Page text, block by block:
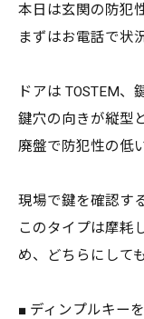
本日は玄関の防犯
まずはお電話で状
ドアは TOSTEM、
鍵穴の向きが縦型
廃盤で防犯性の低
現場で鍵を確認す
このタイプは摩耗
め、どちらにして
■ ディンプルキー